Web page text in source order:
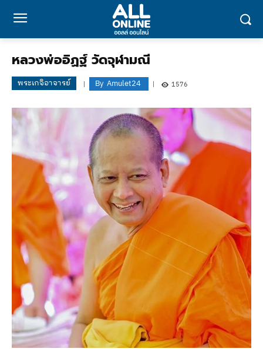
หลวงพ่ออิฏฐ์ วัดจุฬามณี
พระเกจิอาจารย์ By Amulet24 1576